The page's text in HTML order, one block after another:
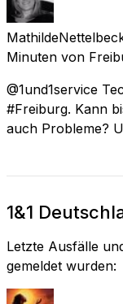
Minuten von
@1und1service
#Freiburg. Kann
auch Probleme?
1&1
Letzte Ausfälle
gemeldet wurden: